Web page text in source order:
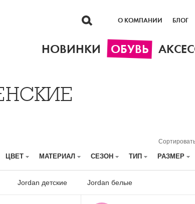
О КОМПАНИИ БЛОГ
НОВИНКИ ОБУВЬ
ЦВЕТ МАТЕРИАЛ СЕЗОН ТИП РАЗМЕР
Jordan детские Jordan белые